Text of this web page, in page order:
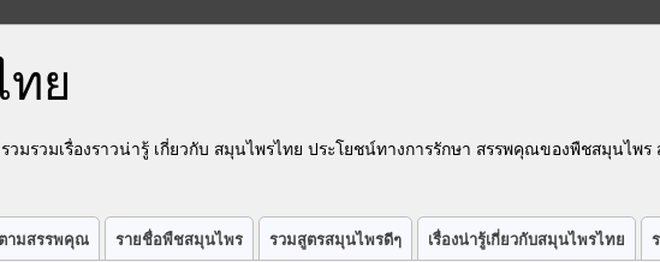
ทย
รวมรวมเรื่องราวน่ารู้ เกี่ยวกับ สมุนไพรไทย ประโยชน์ทางการรักษา สรรพคุณของพืชสมุนไพ
ามสรรพคุณ รายชื่อพืชสมุนไพร รวมสูตรสมุนไพรดีๆ เรื่องน่ารู้เกี่ยวกับสมุนไพรไทย